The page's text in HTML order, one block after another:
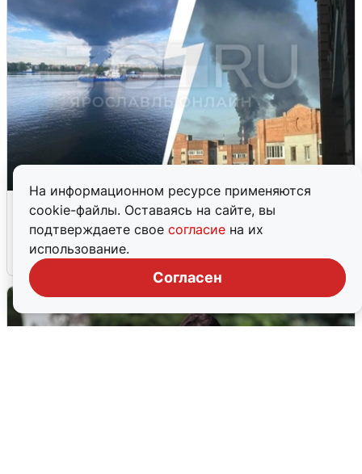
На информационном ресурсе применяются
cookie-файлы. Оставаясь на сайте, вы
подтверждаете свое согласие на их
использование.
Согласен
Ночная атака БПЛА на Ярославль:
попадания и последствия
6 августа 0